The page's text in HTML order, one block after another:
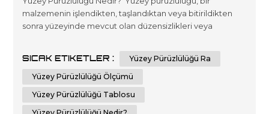
malzemenin işlendikten, taşlandıktan veya bitirildikten
sonra yüzeyinde mevcut olan düzensizlikleri veya
pürüzlülüğünü ölçmek ve kontrol etmek çok önemlidir.
Yüzey pürüzlülük ölçümleri, üretim sürecinin kalitesi,
SICAK ETIKETLER :
Yüzey Pürüzlülüğü Ra
Yüzey Pürüzlülüğü Ölçümü
Yüzey Pürüzlülüğü Tablosu